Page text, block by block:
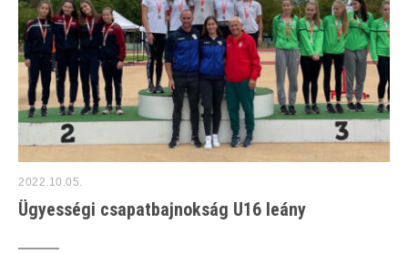
2022.10.05.
Ügyességi csapatbajnokság U16 leány